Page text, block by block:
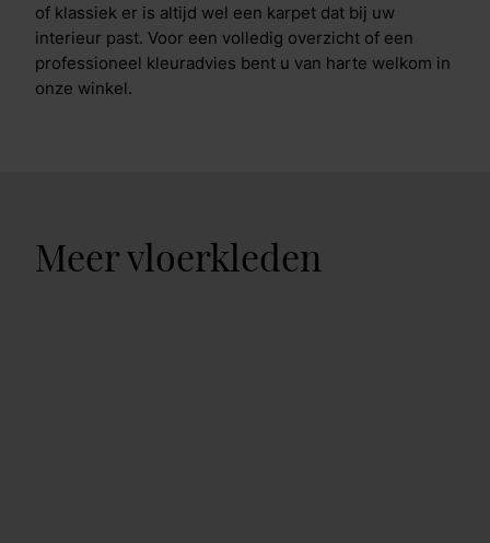
of klassiek er is altijd wel een karpet dat bij uw
interieur past. Voor een volledig overzicht of een
professioneel kleuradvies bent u van harte welkom in
onze winkel.
Meer vloerkleden